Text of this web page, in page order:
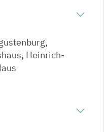
Heinrich-